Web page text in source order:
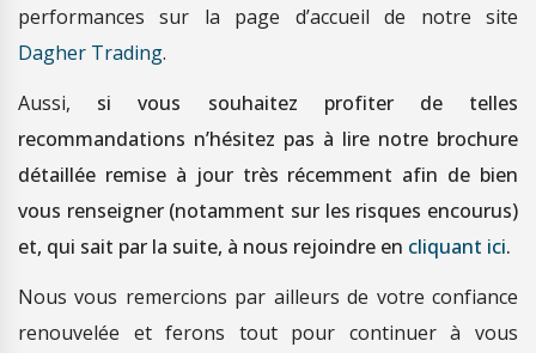
performances sur la page d’accueil de notre site
Dagher Trading.
Aussi, si vous souhaitez profiter de telles
recommandations n’hésitez pas à lire notre brochure
détaillée remise à jour très récemment afin de bien
vous renseigner (notamment sur les risques encourus)
et, qui sait par la suite, à nous rejoindre en cliquant ici.
Nous vous remercions par ailleurs de votre confiance
renouvelée et ferons tout pour continuer à vous